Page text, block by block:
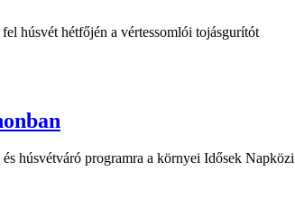
húsvét hétfőjén a vértessomlói tojásgurítót
húsvétváró programra a környei Idősek